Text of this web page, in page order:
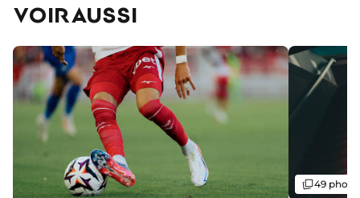
VOIR AUSSI
Galerie
49